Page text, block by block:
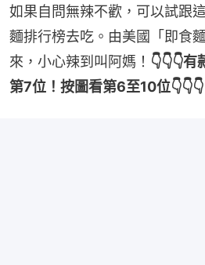
如果自問無辣不歡，可以試跟
麵排行榜去吃。由美國「即食
來，小心辣到叫阿媽！ 👇👇👇
第7位！按圖看第6至10位👇👇👇